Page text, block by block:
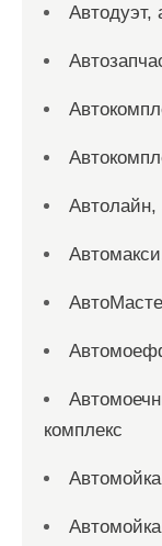
Автодуэт,
Автолайн,
комплекс